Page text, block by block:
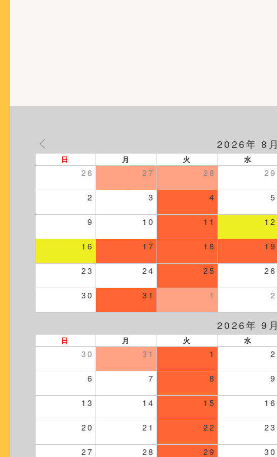
2026年 8月
日 月 火 水
26 27 28 29
2 3 4 5
9 10 11 12
16 17 18 19
23 24 25 26
30 31 1 2
2026年 9月
日 月 火 水
30 31 1 2
6 7 8 9
13 14 15 16
20 21 22 23
27 28 29 30